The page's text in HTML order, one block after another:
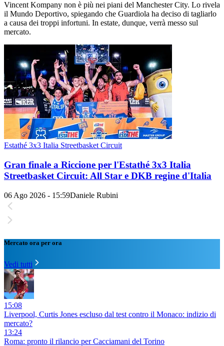
Vincent Kompany non è più nei piani del Manchester City. Lo rivela
il Mundo Deportivo, spiegando che Guardiola ha deciso di tagliarlo
a causa dei troppi infortuni. In estate, dunque, verrà messo sul
mercato.
Estathé 3x3 Italia Streetbasket Circuit
Gran finale a Riccione per l'Estathé 3x3 Italia
Streetbasket Circuit: All Star e DKB regine d'Italia
06 Ago 2026 - 15:59Daniele Rubini
Mercato ora per ora
Vedi tutti
15:08
Liverpool, Curtis Jones escluso dal test contro il Monaco: indizio di
mercato?
13:24
Roma: pronto il rilancio per Cacciamani del Torino